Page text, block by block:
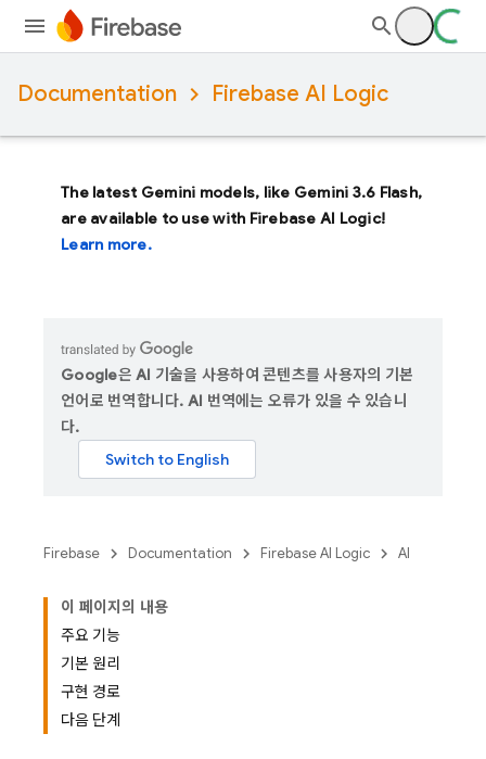
Documentation Firebase AI Logic
The latest Gemini models, like Gemini 3.6 Flash,
are available to use with Firebase AI Logic!
Learn more.
Google은 AI 기술을 사용하여 콘텐츠를 사용자의 기본
언어로 번역합니다. AI 번역에는 오류가 있을 수 있습니
다.
Firebase Documentation Firebase AI Logic AI
이 페이지의 내용
주요 기능
기본 원리
구현 경로
다음 단계